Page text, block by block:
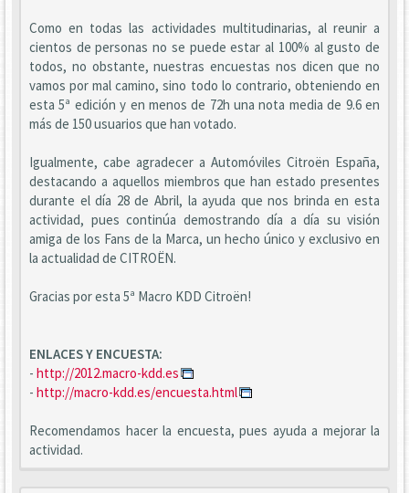
Como en todas las actividades multitudinarias, al reunir a
cientos de personas no se puede estar al 100% al gusto de
todos, no obstante, nuestras encuestas nos dicen que no
vamos por mal camino, sino todo lo contrario, obteniendo en
esta 5ª edición y en menos de 72h una nota media de 9.6 en
más de 150 usuarios que han votado.
Igualmente, cabe agradecer a Automóviles Citroën España,
destacando a aquellos miembros que han estado presentes
durante el día 28 de Abril, la ayuda que nos brinda en esta
actividad, pues continúa demostrando día a día su visión
amiga de los Fans de la Marca, un hecho único y exclusivo en
la actualidad de CITROËN.
Gracias por esta 5ª Macro KDD Citroën!
ENLACES Y ENCUESTA:
- http://2012.macro-kdd.es
- http://macro-kdd.es/encuesta.html
Recomendamos hacer la encuesta, pues ayuda a mejorar la
actividad.